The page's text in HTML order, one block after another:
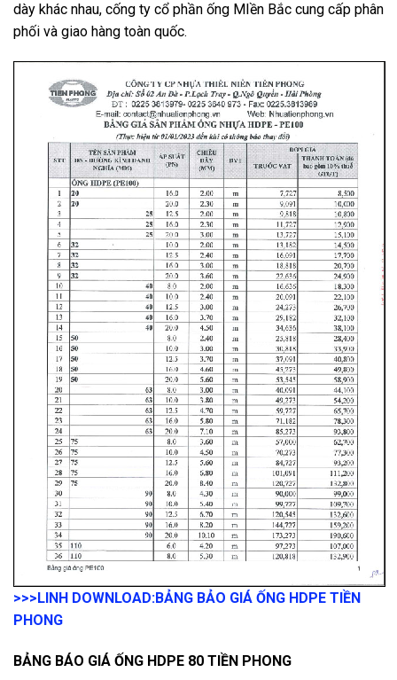
dày khác nhau, cống ty cổ phần ống MIền Bắc cung cấp phân
phối và giao hàng toàn quốc.
>>>LINH DOWNLOAD:BẢNG BẢO GIÁ ỐNG HDPE TIỀN
PHONG
BẢNG BÁO GIÁ ỐNG HDPE 80 TIỀN PHONG